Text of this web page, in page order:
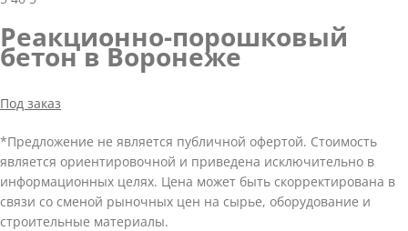
Реакционно-порошковый
бетон в Воронеже
Под заказ
*Предложение не является публичной офертой. Стоимость
является ориентировочной и приведена исключительно в
информационных целях. Цена может быть скорректирована в
связи со сменой рыночных цен на сырье, оборудование и
строительные материалы.